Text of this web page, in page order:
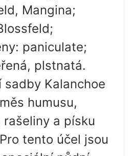
Mangina;
paniculate;
plstnatá.
sadby Kalanchoe
humusu,
a písku
tento účel jsou